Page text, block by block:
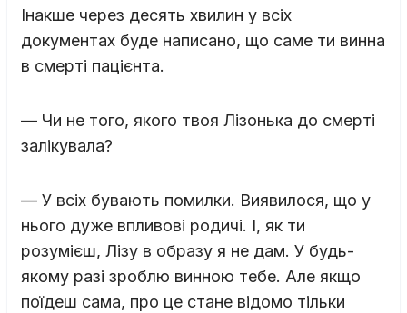
Інакше через десять хвилин у всіх
документах буде написано, що саме ти винна
в смерті пацієнта.
— Чи не того, якого твоя Лізонька до смерті
залікувала?
— У всіх бувають помилки. Виявилося, що у
нього дуже впливові родичі. І, як ти
розумієш, Лізу в образу я не дам. У будь-
якому разі зроблю винною тебе. Але якщо
поїдеш сама, про це стане відомо тільки